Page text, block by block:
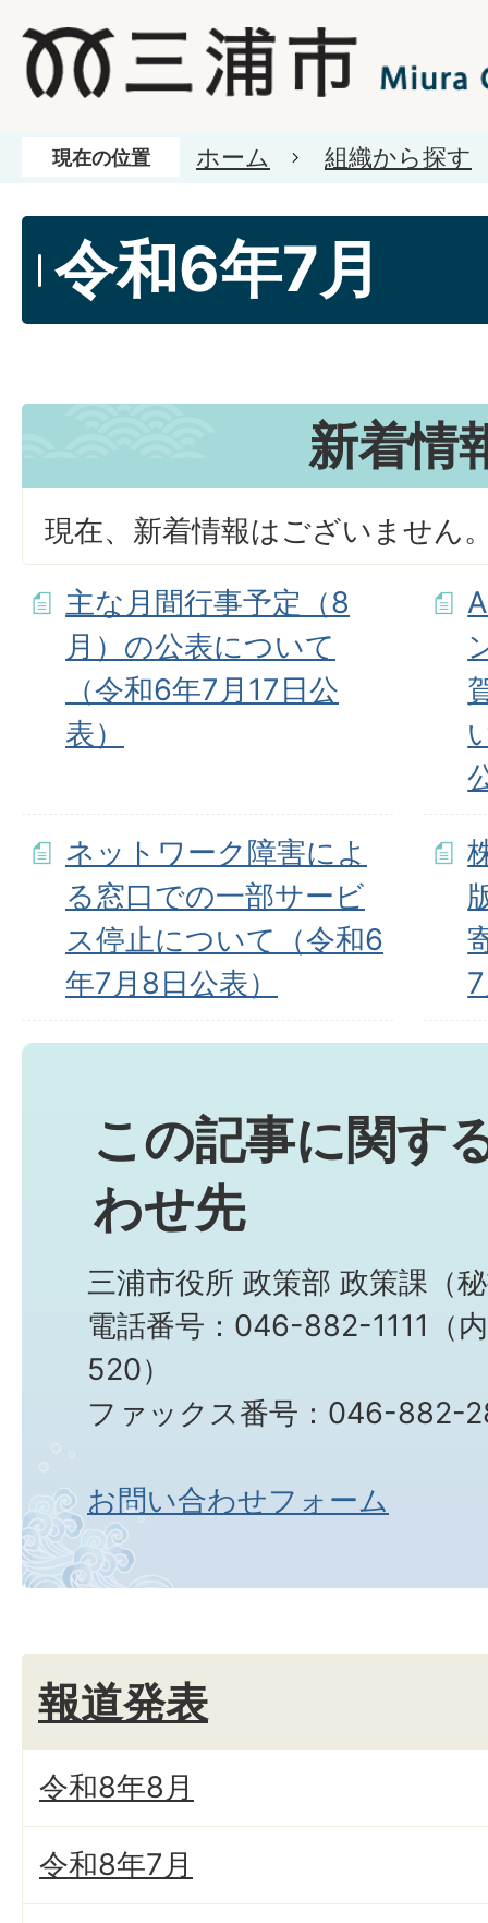
現在の位置 ホーム 組織から探す
令和6年7月
新着情
現在、新着情報はございません
主な月間行事予定（8
月）の公表について
（令和6年7月17日公
表）
ネットワーク障害によ
る窓口での一部サービ
ス停止について（令和6
年7月8日公表）
この記事に関す
わせ先
三浦市役所 政策部 政策課（
電話番号：046-882-1111（
520）
ファックス番号：046-882-
お問い合わせフォーム
報道発表
令和8年8月
令和8年7月